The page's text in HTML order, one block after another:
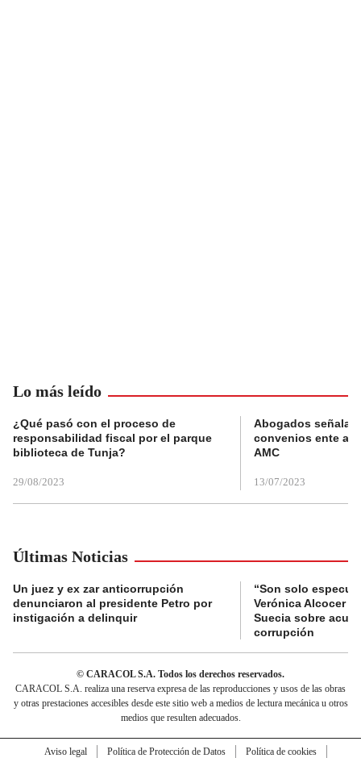
Lo más leído
¿Qué pasó con el proceso de
responsabilidad fiscal por el parque
biblioteca de Tunja?
29/08/2023
Abogados
convenios ente
AMC
13/07/2023
Últimas Noticias
Un juez y ex zar anticorrupción
denunciaron al presidente Petro por
instigación a delinquir
“Son solo
Verónica Alcocer a
Suecia sobre
corrupción
© CARACOL S.A. Todos los derechos reservados.
CARACOL S.A. realiza una reserva expresa de las reproducciones y usos de las obras
y otras prestaciones accesibles desde este sitio web a medios de lectura mecánica u otros
medios que resulten adecuados.
Aviso legal Política de Protección de Datos
Política de cookies